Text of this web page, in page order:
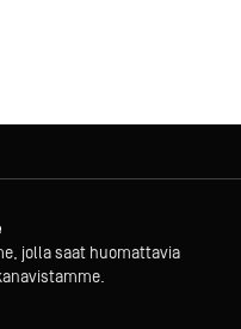
jolla saat huomattavia